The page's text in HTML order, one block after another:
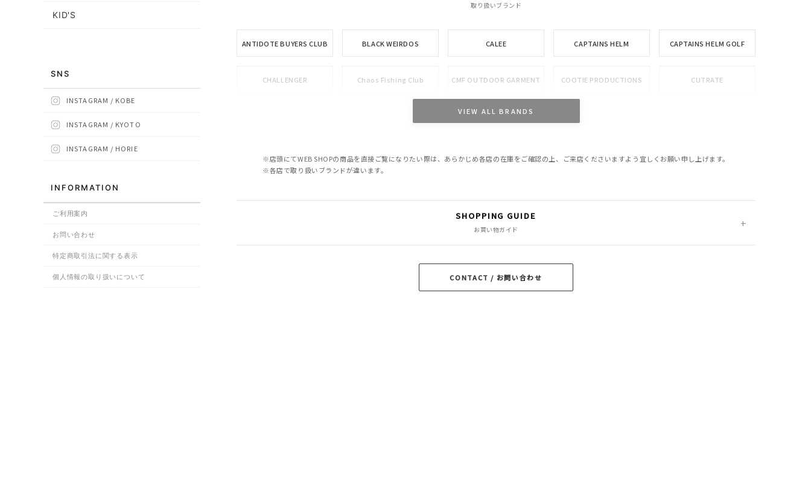
取り扱いブランド
ANTIDOTE BUYERS CLUB BLACK WEIRDOS CALEE CAPTAINS HELM CAPTAINS HELM GOLF
CHALLENGER Chaos Fishing Club CMF OUTDOOR GARMENT COOTIE PRODUCTIONS CUTRATE
GANGSTERVILLE
PERFORMANCE
VIEW ALL BRANDS
※店頭にてWEB SHOPの商品を直接ご覧になりたい際は、あらかじめ各店の在庫をご確認の上、ご来店くださいますよう宜しくお願い申し上げます。
※各店で取り扱いブランドが違います。
SHOPPING GUIDE
お買い物ガイド
CONTACT / お問い合わせ
KID'S
SNS
INSTAGRAM / KOBE
INSTAGRAM / KYOTO
INSTAGRAM / HORIE
INFORMATION
ご利用案内
お問い合わせ
特定商取引法に関する表示
個人情報の取り扱いについて